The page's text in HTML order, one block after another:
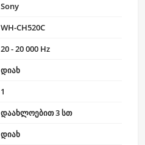
Sony
WH-CH520C
20 - 20 000 Hz
დიახ
1
დაახლოებით 3 სთ
დიახ